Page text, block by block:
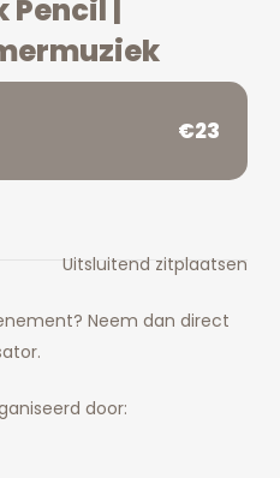
|
€23
Uitsluitend zitplaatsen
Neem dan direct
door: